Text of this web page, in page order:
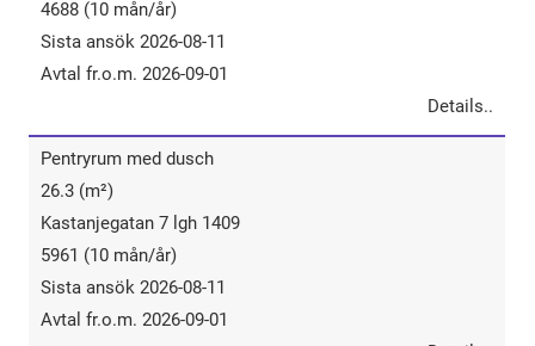
4688 (10 mån/år)
Sista ansök 2026-08-11
Avtal fr.o.m. 2026-09-01
Details..
Pentryrum​ ​med​ ​dusch
26.3 (m²)
Kastanjegatan 7 lgh 1409
5961 (10 mån/år)
Sista ansök 2026-08-11
Avtal fr.o.m. 2026-09-01